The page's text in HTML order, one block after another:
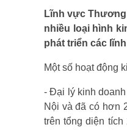
Lĩnh vực
nhiều loại hình
phát triển các
Một số hoạt động
- Đại lý kinh
Nội và đã có hơn
trên tổng diện